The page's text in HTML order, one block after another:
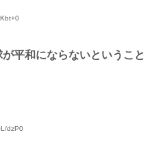
平和にならないということ
dzP0